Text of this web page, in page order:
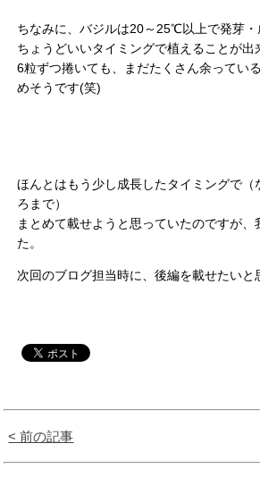
ちなみに、バジルは20～25℃以上で発芽
ちょうどいいタイミングで植えることが出
6粒ずつ捲いても、まだたくさん余ってい
めそうです(笑)
ほんとはもう少し成長したタイミングで（
ろまで）
まとめて載せようと思っていたのですが、
た。
次回のブログ担当時に、後編を載せたいと
< 前の記事